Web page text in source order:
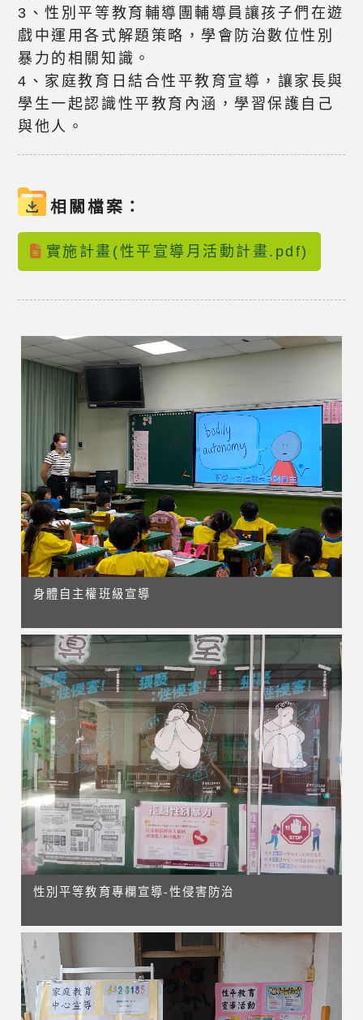
3、性別平等教育輔導團輔導員讓孩子們在遊
戲中運用各式解題策略，學會防治數位性別
暴力的相關知識。
4、家庭教育日結合性平教育宣導，讓家長與
學生一起認識性平教育內涵，學習保護自己
與他人。
相關檔案：
實施計畫(性平宣導月活動計畫.pdf)
身體自主權班級宣導
性別平等教育專欄宣導-性侵害防治